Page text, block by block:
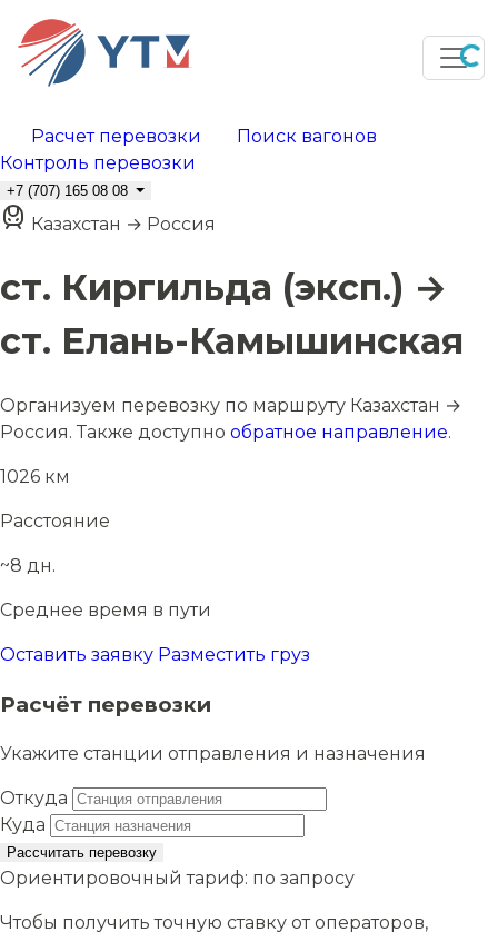
Расчет перевозки
Поиск вагонов
Контроль перевозки
+7 (707) 165 08 08
Казахстан → Россия
ст. Киргильда (эксп.) →
ст. Елань-Камышинская
Организуем перевозку по маршруту Казахстан →
Россия. Также доступно обратное направление.
1026 км
Расстояние
~8 дн.
Среднее время в пути
Оставить заявку Разместить груз
Расчёт перевозки
Укажите станции отправления и назначения
Откуда
Куда
Рассчитать перевозку
Ориентировочный тариф: по запросу
Чтобы получить точную ставку от операторов,